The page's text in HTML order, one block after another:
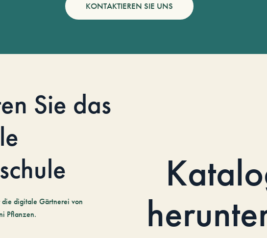
KONTAKTIEREN SIE UNS
Sie das
die digitale Gärtnerei von
Pflanzen.